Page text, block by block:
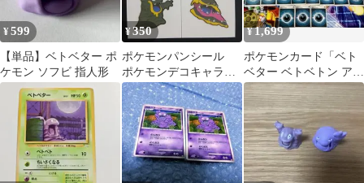
¥599
【単品】ベトベター ポ
ケモン ソフビ 指人形
¥350
ポケモンパンシール
ポケモンデコキャラシ
ール ベトベター ベ
トベトン アローラ
¥1,699
ポケモンカード「ベト
ベター ベトベトン アロ
ーラ 悪」進化ライン デ
ッキパーツ